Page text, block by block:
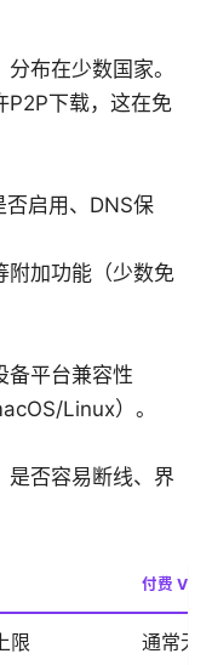
布在少数国家。
P2P下载，这在免
启用、DNS保
附加功能（少数免
备平台兼容性
Linux）。
是否容易断线、界
付费
限 通常无